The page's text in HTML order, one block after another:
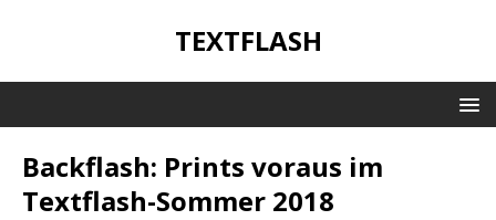
TEXTFLASH
Backflash: Prints voraus im
Textflash-Sommer 2018